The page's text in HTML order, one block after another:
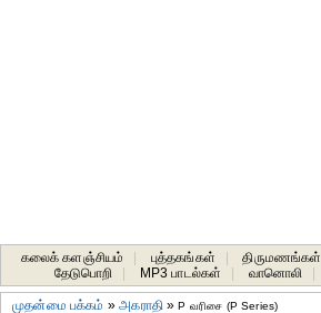
கலைக் களஞ்சியம் புத்தகங்கள் திருமணங்கள்
தேடுபொறி
MP3 பாடல்கள் வானொலி
முதன்மை பக்கம் »அகராதி»P வரிசை (P Series)